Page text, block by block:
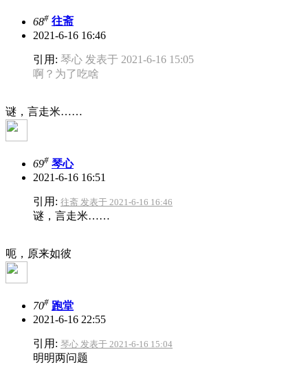
68# 往斋
2021-6-16 16:46
引用: 琴心 发表于 2021-6-16 15:05
啊？为了吃啥
谜，言走米……
69# 琴心
2021-6-16 16:51
引用: 往斋 发表于 2021-6-16 16:46
谜，言走米……
呃，原来如彼
70# 跑堂
2021-6-16 22:55
引用: 琴心 发表于 2021-6-16 15:04
明明两问题